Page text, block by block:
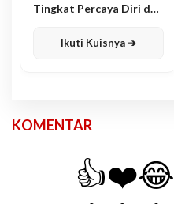
Tingkat Percaya Diri dan
Ikuti Kuisnya ➔
KOMENTAR
👍❤️😂